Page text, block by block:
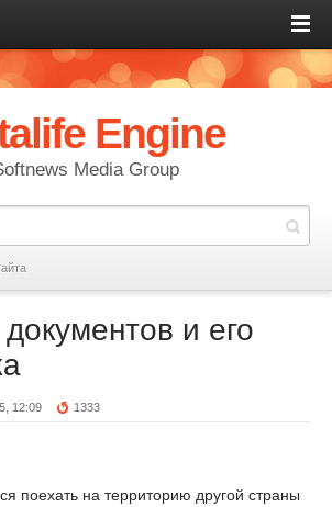
Engine
Media Group
и его
12:09 1333
поехать на территорию другой страны